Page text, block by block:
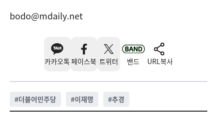
bodo@mdaily.net
카카오톡 페이스북 트위터 밴드 URL복사
#더불어민주당 #이재명 #추경